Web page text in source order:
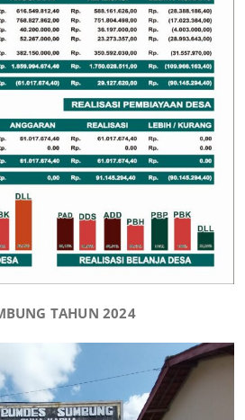
TAHUN 2024